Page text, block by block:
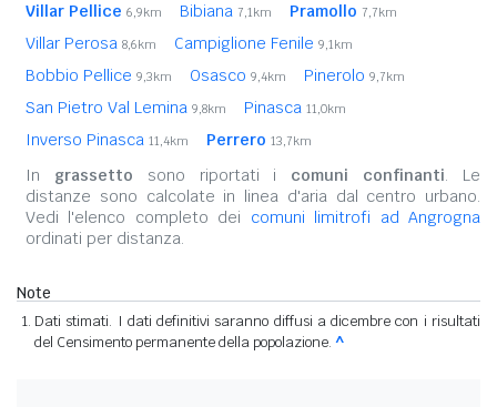
Villar Pellice 6,9km Bibiana 7,1km Pramollo 7,7km
Villar Perosa 8,6km Campiglione Fenile 9,1km
Bobbio Pellice 9,3km Osasco 9,4km Pinerolo 9,7km
San Pietro Val Lemina 9,8km Pinasca 11,0km
Inverso Pinasca 11,4km Perrero 13,7km
In grassetto sono riportati i comuni confinanti. Le
distanze sono calcolate in linea d'aria dal centro urbano.
Vedi l'elenco completo dei comuni limitrofi ad Angrogna
ordinati per distanza.
Note
Dati stimati. I dati definitivi saranno diffusi a dicembre con i risultati
del Censimento permanente della popolazione. ^